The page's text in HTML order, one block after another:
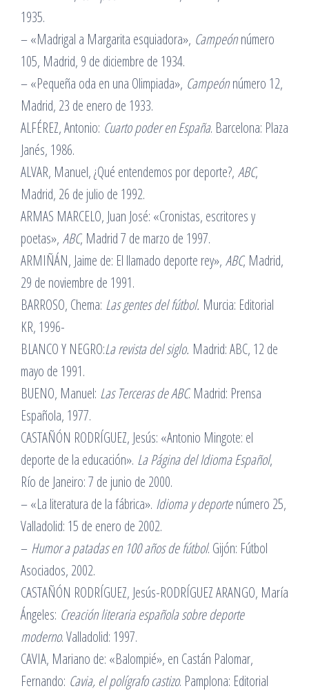
1935.
– «Madrigal a Margarita esquiadora», Campeónnúmero
105, Madrid, 9 de diciembre de 1934.
– «Pequeña oda en una Olimpiada», Campeónnúmero 12,
Madrid, 23 de enero de 1933.
ALFÉREZ, Antonio: Cuarto poder en España. Barcelona: Plaza
Janés, 1986.
ALVAR, Manuel, ¿Qué entendemos por deporte?, ABC,
Madrid, 26 de julio de 1992.
ARMAS MARCELO, Juan José: «Cronistas, escritores y
poetas», ABC, Madrid 7 de marzo de 1997.
ARMIÑÁN, Jaime de: El llamado deporte rey», ABC, Madrid,
29 de noviembre de 1991.
BARROSO, Chema: Las gentes del fútbol. Murcia: Editorial
KR, 1996-
BLANCO Y NEGRO:La revista del siglo. Madrid: ABC, 12 de
mayo de 1991.
BUENO, Manuel: Las Terceras de ABC. Madrid: Prensa
Española, 1977.
CASTAÑÓN RODRÍGUEZ, Jesús: «Antonio Mingote: el
deporte de la educación». La Página del Idioma Español,
Río de Janeiro: 7 de junio de 2000.
– «La literatura de la fábrica». Idioma y deportenúmero 25,
Valladolid: 15 de enero de 2002.
– Humor a patadas en 100 años de fútbol. Gijón: Fútbol
Asociados, 2002.
CASTAÑÓN RODRÍGUEZ, Jesús-RODRÍGUEZ ARANGO, María
Ángeles: Creación literaria española sobre deporte
moderno. Valladolid: 1997.
CAVIA, Mariano de: «Balompié», en Castán Palomar,
Fernando: Cavia, el polígrafo castizo. Pamplona: Editorial